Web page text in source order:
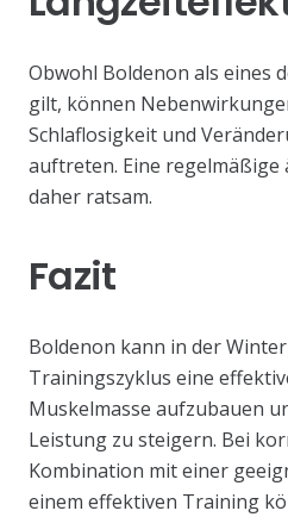
Obwohl Boldenon als eines
gilt, können
Schlaflosigkeit und
auftreten. Eine
daher ratsam.
Fazit
Boldenon kann in der
Trainingszyklus eine
Muskelmasse aufzubauen
Leistung zu steigern. Bei
Kombination mit einer
einem effektiven Training